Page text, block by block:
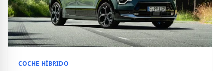
COCHE HÍBRIDO